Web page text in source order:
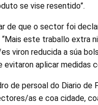
se vise resentido”.
de que o sector foi
este traballo extra
viron reducida a súa
aplicar medidas
de persoal do Diario
as e coa cidade,